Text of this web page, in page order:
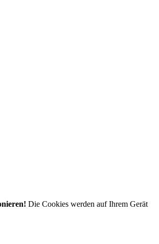
Die Cookies werden auf Ihrem Gerät